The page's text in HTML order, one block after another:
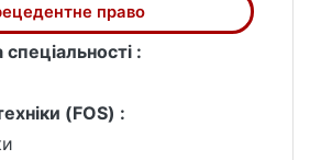
право
спеціальності :
(FOS) :